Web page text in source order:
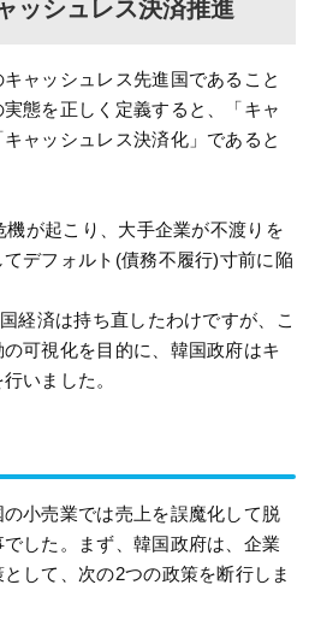
ッシュレス決済推進
ャッシュレス先進国であること
態を正しく定義すると、「キャ
ャッシュレス決済化」であると
が起こり、大手企業が不渡りを
デフォルト(債務不履行)寸前に陥
経済は持ち直したわけですが、こ
可視化を目的に、韓国政府はキ
いました。
小売業では売上を誤魔化して脱
した。まず、韓国政府は、企業
して、次の2つの政策を断行しま